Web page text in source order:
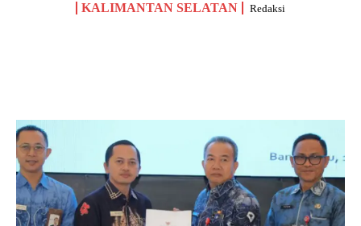
KALIMANTAN SELATAN Redaksi